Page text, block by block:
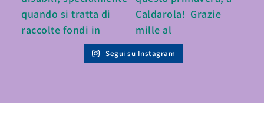
Segui su Instagram